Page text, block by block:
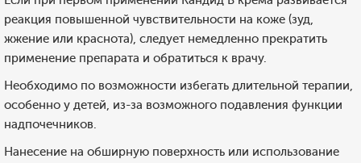
реакция повышенной чувствительности на коже (зуд,
жжение или краснота), следует немедленно прекратить
применение препарата и обратиться к врачу.
Необходимо по возможности избегать длительной терапии,
особенно у детей, из-за возможного подавления функции
надпочечников.
Нанесение на обширную поверхность или использование